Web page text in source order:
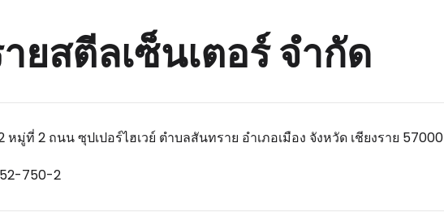
ยสตีลเซ็นเตอร์ จำกัด
หมู่ที่ 2 ถนน ซุปเปอร์ไฮเวย์ ตำบลสันทราย อำเภอเมือง จังหวัด เชียงราย 57000
750-2